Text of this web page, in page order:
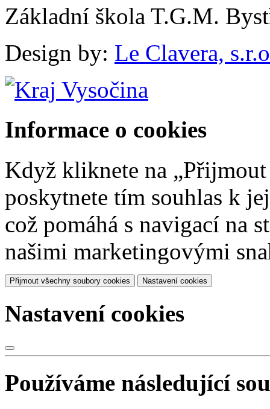
Základní škola T.G.M.
Design by: Le Clavera,
Informace o cookies
Když kliknete na
poskytnete tím souhlas k
což pomáhá s navigací na
našimi marketingovými
Přijmout všechny soubory cookies Nastavení cookies
Nastavení cookies
Používáme následující